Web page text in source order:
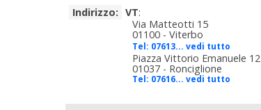
Indirizzo: VT:
Via Matteotti 15
01100 - Viterbo
Tel: 07613... vedi tutto
Piazza Vittorio Emanuele 12
01037 - Ronciglione
Tel: 07616... vedi tutto